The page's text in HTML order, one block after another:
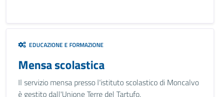
EDUCAZIONE E FORMAZIONE
Mensa scolastica
Il servizio mensa presso l'istituto scolastico di Moncalvo
è gestito dall'Unione Terre del Tartufo.